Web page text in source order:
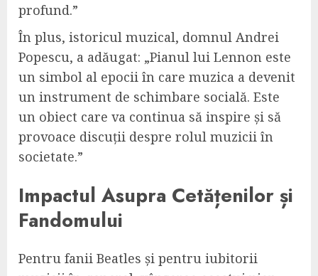
profund.”
În plus, istoricul muzical, domnul Andrei
Popescu, a adăugat: „Pianul lui Lennon este
un simbol al epocii în care muzica a devenit
un instrument de schimbare socială. Este
un obiect care va continua să inspire și să
provoace discuții despre rolul muzicii în
societate.”
Impactul Asupra Cetățenilor și
Fandomului
Pentru fanii Beatles și pentru iubitorii